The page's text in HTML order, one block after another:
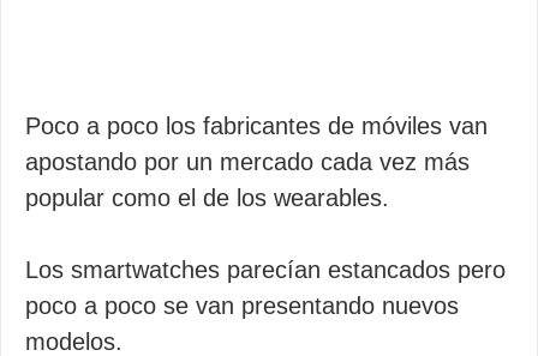
Poco a poco los fabricantes de móviles van
apostando por un mercado cada vez más
popular como el de los wearables.
Los smartwatches parecían estancados pero
poco a poco se van presentando nuevos
modelos.